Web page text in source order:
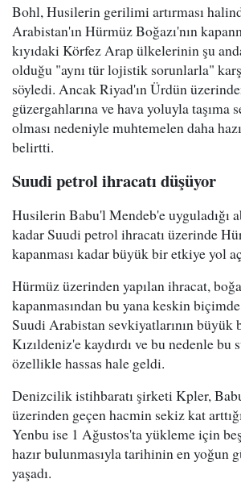
Bohl, Husilerin gerilimi artırması
Arabistan'ın Hürmüz Boğazı'nın
kıyıdaki Körfez Arap ülkelerinin şu
olduğu "aynı tür lojistik sorunlarla"
söyledi. Ancak Riyad'ın Ürdün
güzergahlarına ve hava yoluyla taşıma
olması nedeniyle muhtemelen daha
belirtti.
Suudi petrol ihracatı düşüyor
Husilerin Babu'l Mendeb'e uyguladığı
kadar Suudi petrol ihracatı üzerinde
kapanması kadar büyük bir etkiye yol
Hürmüz üzerinden yapılan ihracat,
kapanmasından bu yana keskin
Suudi Arabistan sevkiyatlarının büyük
Kızıldeniz'e kaydırdı ve bu nedenle bu
özellikle hassas hale geldi.
Denizcilik istihbaratı şirketi Kpler,
üzerinden geçen hacmin sekiz kat
Yenbu ise 1 Ağustos'ta yükleme için
hazır bulunmasıyla tarihinin en yoğun
yaşadı.